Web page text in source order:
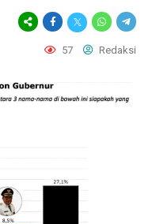
57 Redaksi